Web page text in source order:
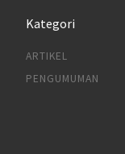
Kategori
ARTIKEL
PENGUMUMAN